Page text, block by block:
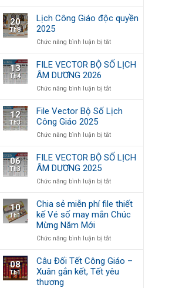
2026
VECTOR
BỘ
LỊCH
DƯƠNG
2027
20
Th8
Lịch Công Giáo độc quyền
2025
Chức năng bình luận bị tắtở
Công
Giáo
quyền
13
Th4
FILE VECTOR BỘ SỐ LỊCH
ÂM DƯƠNG 2026
Chức năng bình luận bị tắtở
VECTOR
BỘ
LỊCH
DƯƠNG
2026
12
Th3
File Vector Bộ Số Lịch
Công Giáo 2025
Chức năng bình luận bị tắtở
Vector
Bộ
Lịch
Giáo
2025
06
Th3
FILE VECTOR BỘ SỐ LỊCH
ÂM DƯƠNG 2025
Chức năng bình luận bị tắtở
VECTOR
BỘ
SỐ
ÂM
10
Th1
Chia sẻ miễn phí file thiết
kế Vé số may mắn Chúc
Mừng Năm Mới
Chức năng bình luận bị tắtở
sẻ
miễn
phí
08
Th1
Câu Đối Tết Công Giáo –
Xuân gắn kết, Tết yêu
thương